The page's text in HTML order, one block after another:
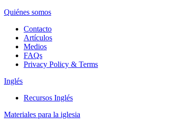
Quiénes somos
Contacto
Artículos
Medios
FAQs
Privacy Policy & Terms
Inglés
Recursos Inglés
Materiales para la iglesia